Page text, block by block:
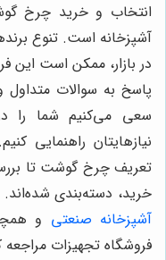
انتخاب و خرید چرخ
آشپزخانه است. تنوع
در بازار، ممکن است این
پاسخ به سوالات
سعی می‌کنیم شما را
نیازهایتان راهنمایی
تعریف چرخ گوشت تا
خرید، دسته‌بندی شده‌اند.
آشپزخانه صنعتی و
فروشگاه تجهیزات مراجعه